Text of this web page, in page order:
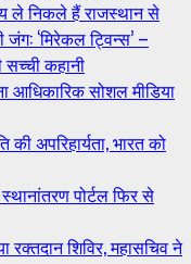
ले निकले हैं राजस्थान से
जंग: ‘मिरेकल ट्विन्स’ –
कहानी
आधिकारिक सोशल मीडिया
अपरिहार्यता, भारत को
स्थानांतरण पोर्टल फिर से
रक्तदान शिविर, महासचिव ने